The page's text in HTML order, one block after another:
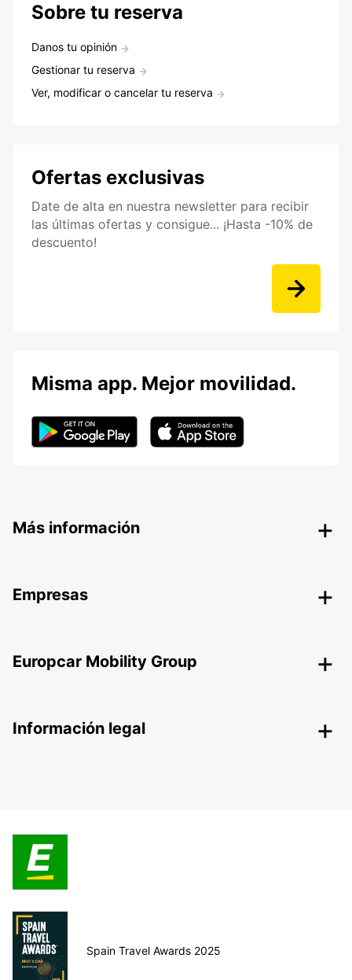
Sobre tu reserva
Danos tu opinión
Gestionar tu reserva
Ver, modificar o cancelar tu reserva
Ofertas exclusivas
Date de alta en nuestra newsletter para recibir
las últimas ofertas y consigue... ¡Hasta -10% de
descuento!
Misma app. Mejor movilidad.
Más información
Empresas
Europcar Mobility Group
Información legal
Spain Travel Awards 2025